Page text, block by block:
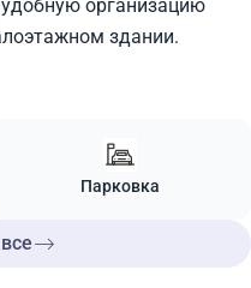
организацию
здании.
Парковка